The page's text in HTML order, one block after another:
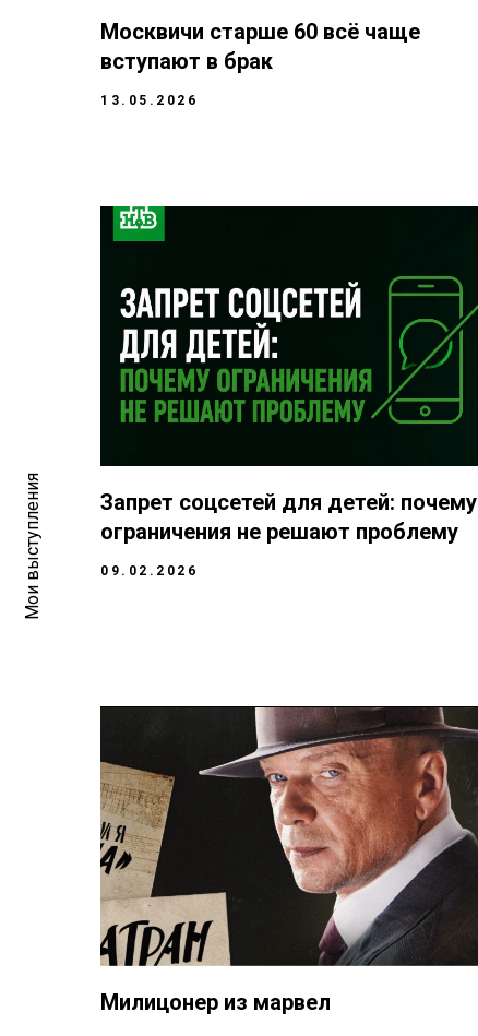
Мои выступления
Москвичи старше 60 всё чаще
вступают в брак
13.05.2026
Запрет соцсетей для детей: почему
ограничения не решают проблему
09.02.2026
Милицонер из марвел